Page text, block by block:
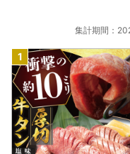
集計期間：